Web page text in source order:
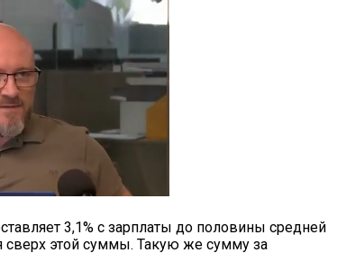
3,1% с зарплаты до половины средней
сверх этой суммы. Такую же сумму за